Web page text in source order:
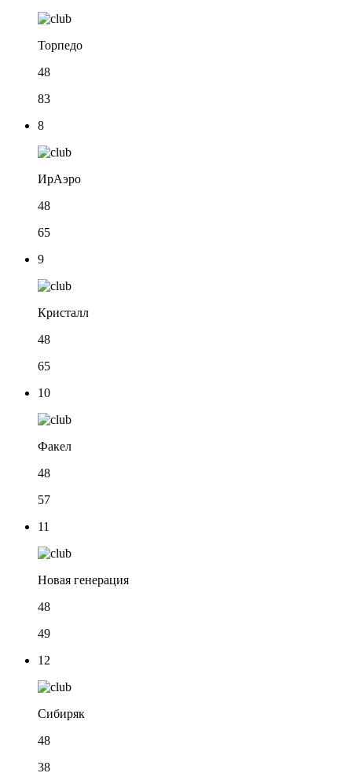
Торпедо
48
83
8
ИрАэро
48
65
9
Кристалл
48
65
10
Факел
48
57
11
Новая генерация
48
49
12
Сибиряк
48
38